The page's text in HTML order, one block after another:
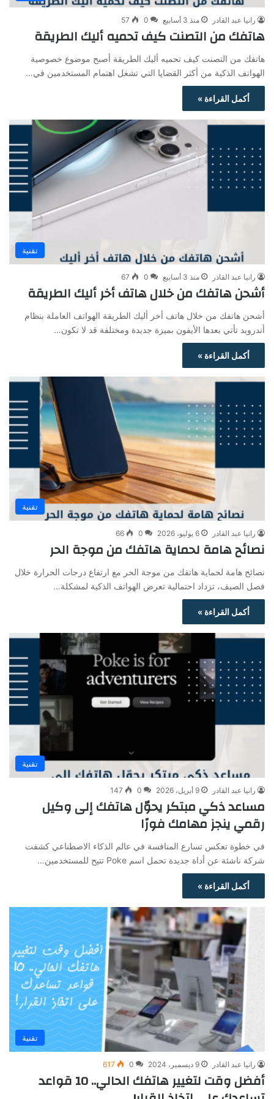
رانيا عبد القادر منذ 3 أسابيع 0
57
هاتفك من التصنت كيف تحميه أليك الطريقة
هاتفك من التصنت كيف تحميه أليك الطريقة أصبح موضوع خصوصية
الهواتف الذكية من أكثر القضايا التي تشغل اهتمام المستخدمين في…
أكمل القراءة »
تقنية
رانيا عبد القادر منذ 3 أسابيع 0
67
أشحن هاتفك من خلال هاتف أخر أليك الطريقة
أشحن هاتفك من خلال هاتف أخر أليك الطريقة الهواتف العاملة بنظام
أندرويد تأتي بعدها الأيفون بميزة جديدة ومختلفة قد لا تكون…
أكمل القراءة »
تقنية
رانيا عبد القادر 6 يوليو، 2026 0
66
نصائح هامة لحماية هاتفك من موجة الحر
نصائح هامة لحماية هاتفك من موجة الحر مع ارتفاع درجات الحرارة خلال
فصل الصيف، تزداد احتمالية تعرض الهواتف الذكية لمشكلة…
أكمل القراءة »
تقنية
رانيا عبد القادر 9 أبريل، 2026 0
147
مساعد ذكي مبتكر يحوّل هاتفك إلى وكيل
رقمي ينجز مهامك فورًا
في خطوة تعكس تسارع المنافسة في عالم الذكاء الاصطناعي كشفت
شركة ناشئة عن أداة جديدة تحمل اسم Poke تتيح للمستخدمين…
أكمل القراءة »
تقنية
رانيا عبد القادر 9 ديسمبر، 2024 0
617
أفضل وقت لتغيير هاتفك الحالي.. 10 قواعد